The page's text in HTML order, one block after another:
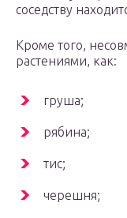
соседству
Кроме того,
растениями, как:
груша;
рябина;
тис;
черешня;